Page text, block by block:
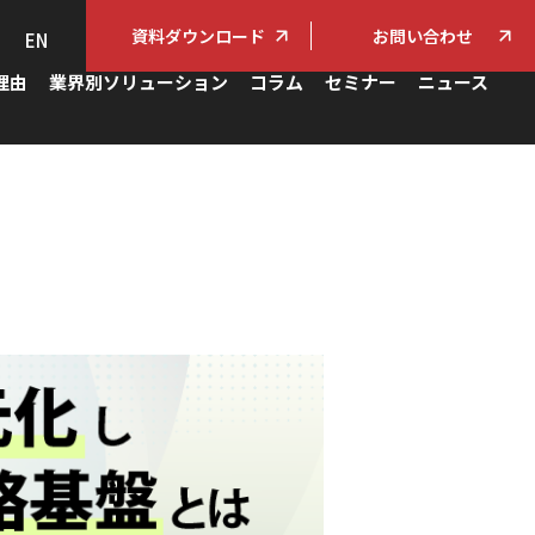
EN 資料ダウンロード お問い合わせ
由 業界別ソリューション コラム セミナー ニュース